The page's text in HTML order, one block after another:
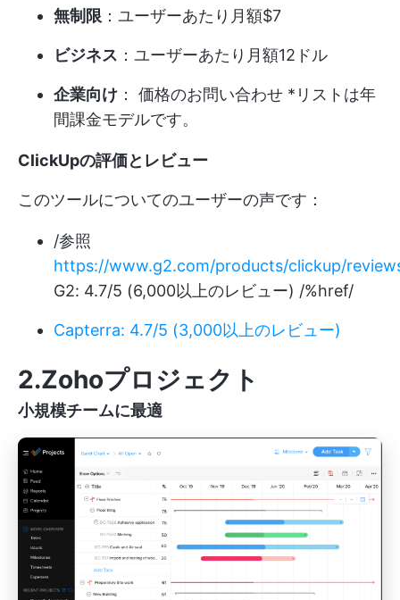
無制限 ：ユーザーあたり月額$7
ビジネス ：ユーザーあたり月額12ドル
企業向け ： 価格のお問い合わせ *リストは年
間課金モデルです。
ClickUpの評価とレビュー
このツールについてのユーザーの声です：
/参照
https://www.g2.com/products/clickup/
G2: 4.7/5 (6,000以上のレビュー) /%href/
Capterra: 4.7/5 (3,000以上のレビュー)
2.Zohoプロジェクト
小規模チームに最適